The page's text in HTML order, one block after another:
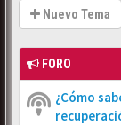
Nuevo Tema
FORO
¿Cómo